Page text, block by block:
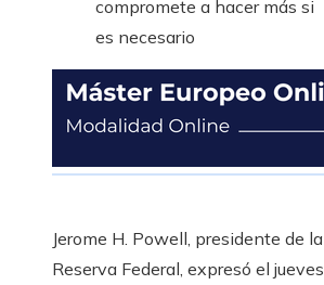
Jerome H. Powell, presidente de la
Reserva Federal, expresó el jueves